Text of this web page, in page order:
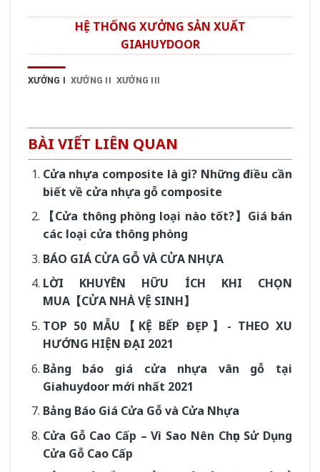
HỆ THỐNG XƯỞNG SẢN XUẤT
GIAHUYDOOR
XƯỞNG I XƯỞNG II XƯỞNG III
BÀI VIẾT LIÊN QUAN
Cửa nhựa composite là gì? Những điều cần
biết về cửa nhựa gỗ composite
【Cửa thông phòng loại nào tốt?】Giá bán
các loại cửa thông phòng
BÁO GIÁ CỬA GỖ VÀ CỬA NHỰA
LỜI KHUYÊN HỮU ÍCH KHI CHỌN
MUA【CỬA NHÀ VỆ SINH】
TOP 50 MẪU【KỆ BẾP ĐẸP】- THEO XU
HƯỚNG HIỆN ĐẠI 2021
Bảng báo giá cửa nhựa vân gỗ tại
Giahuydoor mới nhất 2021
Bảng Báo Giá Cửa Gỗ và Cửa Nhựa
Cửa Gỗ Cao Cấp – Vì Sao Nên Chọn Sử Dụng
Cửa Gỗ Cao Cấp